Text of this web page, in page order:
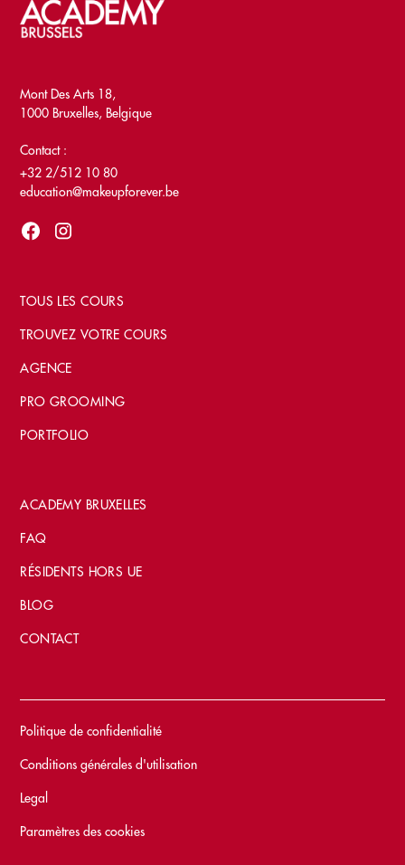
Mont Des Arts 18,
1000 Bruxelles, Belgique
Contact :
+32 2/512 10 80
education@makeupforever.be
TOUS LES COURS
TROUVEZ VOTRE COURS
AGENCE
PRO GROOMING
PORTFOLIO
ACADEMY BRUXELLES
FAQ
RÉSIDENTS HORS UE
BLOG
CONTACT
Politique de confidentialité
Conditions générales d'utilisation
Legal
Paramètres des cookies